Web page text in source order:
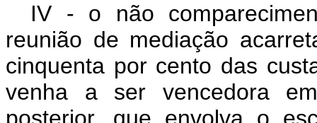
IV - o não
reunião de mediação
cinquenta por cento das
venha a ser vencedora